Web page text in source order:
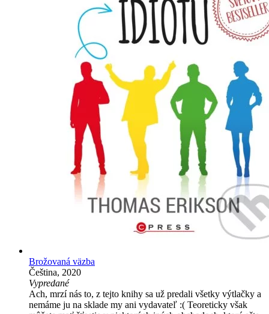
Brožovaná väzba
Čeština, 2020
Vypredané
Ach, mrzí nás to, z tejto knihy sa už predali všetky výtlačky a
nemáme ju na sklade my ani vydavateľ :( Teoreticky však